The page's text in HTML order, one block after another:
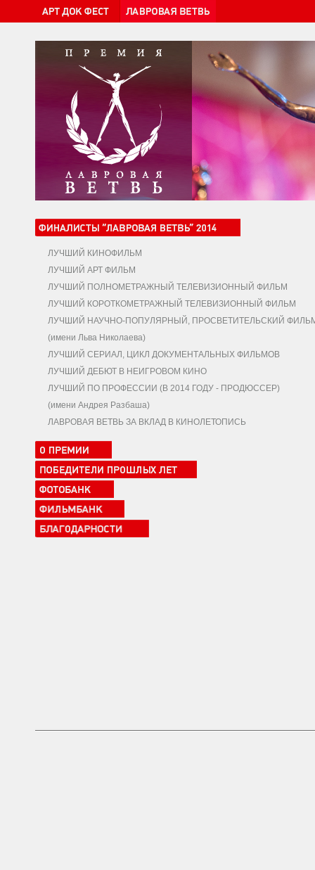
ЛУЧШИЙ КИНОФИЛЬМ
ЛУЧШИЙ АРТ ФИЛЬМ
ЛУЧШИЙ ПОЛНОМЕТРАЖНЫЙ ТЕЛЕВИЗИОННЫЙ ФИЛЬМ
ЛУЧШИЙ КОРОТКОМЕТРАЖНЫЙ ТЕЛЕВИЗИОННЫЙ ФИЛЬМ
ЛУЧШИЙ НАУЧНО-ПОПУЛЯРНЫЙ, ПРОСВЕТИТЕЛЬСКИЙ
(имени Льва Николаева)
ЛУЧШИЙ СЕРИАЛ, ЦИКЛ ДОКУМЕНТАЛЬНЫХ ФИЛЬМОВ
ЛУЧШИЙ ДЕБЮТ В НЕИГРОВОМ КИНО
ЛУЧШИЙ ПО ПРОФЕССИИ (В 2014 ГОДУ - ПРОДЮССЕР)
(имени Андрея Разбаша)
ЛАВРОВАЯ ВЕТВЬ ЗА ВКЛАД В КИНОЛЕТОПИСЬ